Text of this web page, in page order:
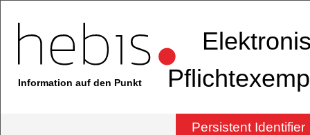
Information auf den Punkt
Persistent Identifier